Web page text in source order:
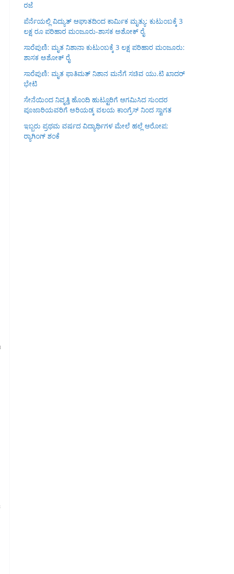
ರಜೆ
ಪೆರ್ನೆಯಲ್ಲಿ ವಿದ್ಯುತ್ ಆಘಾತದಿಂದ ಕಾರ್ಮಿಕ ಮೃತ್ಯು: ಕುಟುಂಬಕ್ಕೆ 3
ಲಕ್ಷ ರೂ ಪರಿಹಾರ ಮಂಜೂರು-ಶಾಸಕ ಅಶೋಕ್ ರೈ
ಸಾರೆಪುಣಿ: ಮೃತ ನಿಶಾನಾ ಕುಟುಂಬಕ್ಕೆ 3 ಲಕ್ಷ ಪರಿಹಾರ ಮಂಜೂರು:
ಶಾಸಕ ಅಶೋಕ್ ರೈ
ಸಾರೆಪುಣಿ: ಮೃತ ಫಾತಿಮತ್ ನಿಶಾನ ಮನೆಗೆ ಸಚಿವ ಯು.ಟಿ ಖಾದರ್
ಭೇಟಿ
ಸೇನೆಯಿಂದ ನಿವೃತ್ತಿ ಹೊಂದಿ ಹುಟ್ಟೂರಿಗೆ ಆಗಮಿಸಿದ ಸುಂದರ
ಪೂಜಾರಿಯವರಿಗೆ ಅರಿಯಡ್ಕ ವಲಯ ಕಾಂಗ್ರೆಸ್ ನಿಂದ ಸ್ವಾಗತ
ಇಬ್ಬರು ಪ್ರಥಮ ವರ್ಷದ ವಿದ್ಯಾರ್ಥಿಗಳ ಮೇಲೆ ಹಲ್ಲೆ ಆರೋಪ;
ರ‍್ಯಾಗಿಂಗ್ ಶಂಕೆ